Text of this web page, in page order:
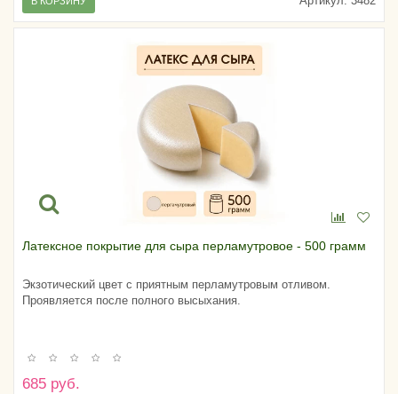
Латексное покрытие для сыра перламутровое - 500 грамм
Экзотический цвет с приятным перламутровым отливом.
Проявляется после полного высыхания.
685 руб.